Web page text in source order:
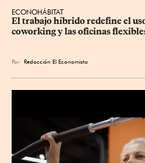
ECONOHÁBITAT
El trabajo híbrido redefine el
coworking y las oficinas
Por Redacción El Economista